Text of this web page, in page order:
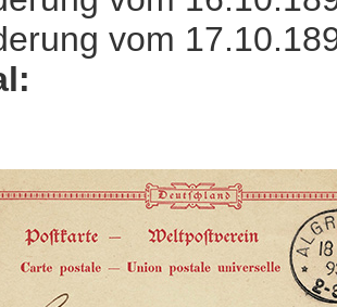
vom